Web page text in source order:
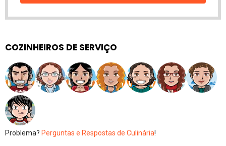
COZINHEIROS DE SERVIÇO
Problema? Perguntas e Respostas de Culinária!